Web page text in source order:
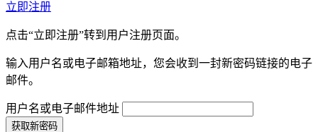
立即注册
点击“立即注册”转到用户注册页面。
输入用户名或电子邮箱地址，您会收到一封新密码链接的电子
邮件。
用户名或电子邮件地址